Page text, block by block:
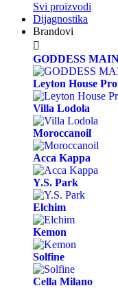
Svi proizvodi
Dijagnostika
Brandovi

GODDESS
Leyton House
Villa Lodola
Moroccanoil
Acca Kappa
Y.S. Park
Elchim
Kemon
Solfine
Cella Milano